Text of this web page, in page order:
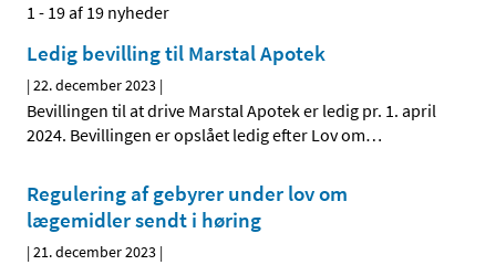
1 - 19 af 19 nyheder
Ledig bevilling til Marstal Apotek
|22. december 2023 |
Bevillingen til at drive Marstal Apotek er ledig pr. 1. april
2024. Bevillingen er opslået ledig efter Lov om…
Regulering af gebyrer under lov om
lægemidler sendt i høring
|21. december 2023 |